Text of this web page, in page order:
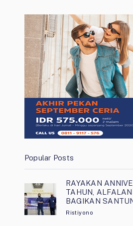
Popular Posts
RAYAKAN
TAHUN,
BAGIKAN
Ristiyono